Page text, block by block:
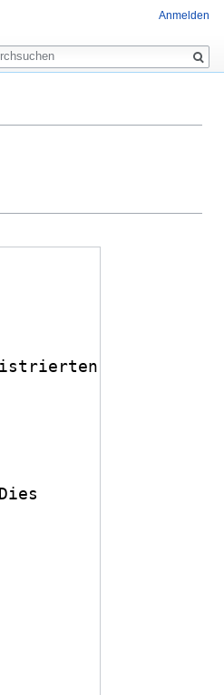
Anmelden